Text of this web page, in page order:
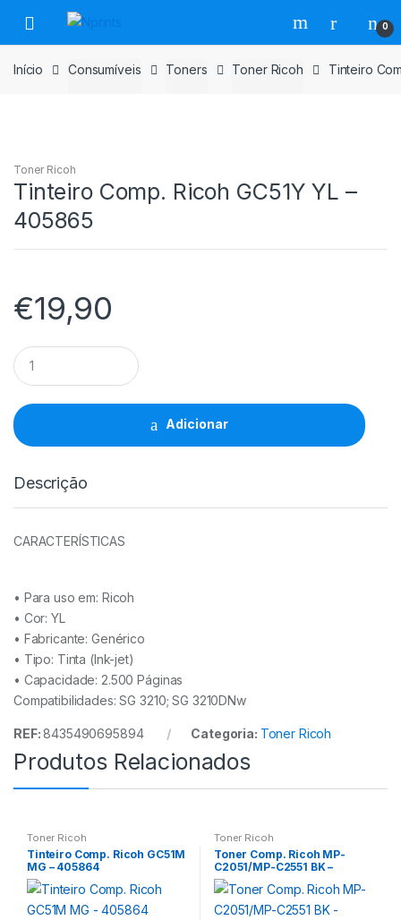
para
navegação
para
o
conteúdo
0
Início Consumíveis Toners Toner Ricoh Tinteiro
Toner Ricoh
Tinteiro Comp. Ricoh GC51Y YL –
405865
€19,90
Tinteiro
Comp.
Ricoh
GC51Y
YL
-
405865
Adicionar
Descrição
CARACTERÍSTICAS
• Para uso em: Ricoh
• Cor: YL
• Fabricante:Genérico
• Tipo: Tinta (Ink-jet)
• Capacidade: 2.500 Páginas
Compatibilidades: SG 3210; SG 3210DNw
REF:8435490695894 Categoria: Toner Ricoh
Produtos Relacionados
Toner Ricoh
Tinteiro Comp. Ricoh GC51M
MG – 405864
Toner Ricoh
Toner Comp. Ricoh MP-
C2051/MP-C2551 BK –
842057/841196